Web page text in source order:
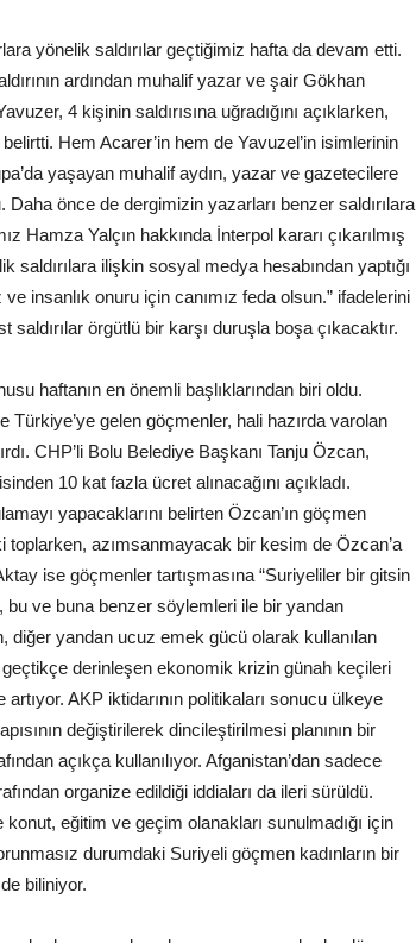
yönelik saldırılar geçtiğimiz hafta da devam etti.
ardından muhalif yazar ve şair Gökhan
4 kişinin saldırısına uğradığını açıklarken,
belirtti. Hem Acarer’in hem de Yavuzel’in isimlerinin
yaşayan muhalif aydın, yazar ve gazetecilere
önce de dergimizin yazarları benzer saldırılara
Hamza Yalçın hakkında İnterpol kararı çıkarılmış
saldırılara ilişkin sosyal medya hesabından yaptığı
insanlık onuru için canımız feda olsun.” ifadelerini
örgütlü bir karşı duruşla boşa çıkacaktır.
haftanın en önemli başlıklarından biri oldu.
Türkiye’ye gelen göçmenler, hali hazırda varolan
CHP’li Bolu Belediye Başkanı Tanju Özcan,
10 kat fazla ücret alınacağını açıkladı.
yapacaklarını belirten Özcan’ın göçmen
toplarken, azımsanmayacak bir kesim de Özcan’a
ise göçmenler tartışmasına “Suriyeliler bir gitsin
bu ve buna benzer söylemleri ile bir yandan
diğer yandan ucuz emek gücü olarak kullanılan
geçtikçe derinleşen ekonomik krizin günah keçileri
AKP iktidarının politikaları sonucu ülkeye
değiştirilerek dincileştirilmesi planının bir
açıkça kullanılıyor. Afganistan’dan sadece
organize edildiği iddiaları da ileri sürüldü.
eğitim ve geçim olanakları sunulmadığı için
durumdaki Suriyeli göçmen kadınların bir
biliniyor.